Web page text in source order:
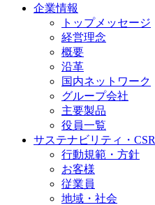
企業情報
トップメッセージ
経営理念
概要
沿革
国内ネットワーク
グループ会社
主要製品
役員一覧
サステナビリティ・CSR
行動規範・方針
お客様
従業員
地域・社会